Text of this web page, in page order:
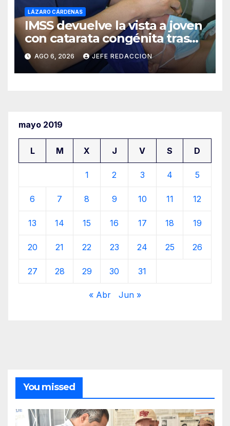
LÁZARO CÁRDENAS
IMSS devuelve la vista a joven
con catarata congénita tras
23 años de limitación visual
AGO 6, 2026 JEFE REDACCION
mayo 2019
L M X J V S D
1 2 3 4 5
6 7 8 9 10 11 12
13 14 15 16 17 18 19
20 21 22 23 24 25 26
27 28 29 30 31
« Abr Jun »
You missed